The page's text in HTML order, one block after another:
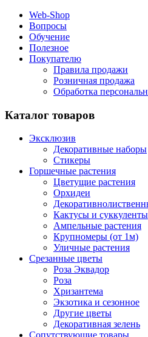
Web-Shop
Вопросы
Обучение
Полезное
Покупателю
Правила продажи
Розничная продажа
Обработка
Каталог товаров
Эксклюзив
Декоративные наборы
Стикеры
Горшечные растения
Цветущие растения
Орхидеи
Кактусы и суккуленты
Ампельные растения
Крупномеры (от 1м)
Уличные растения
Срезанные цветы
Роза Эквадор
Роза
Хризантема
Экзотика и сезонное
Другие цветы
Декоративная зелень